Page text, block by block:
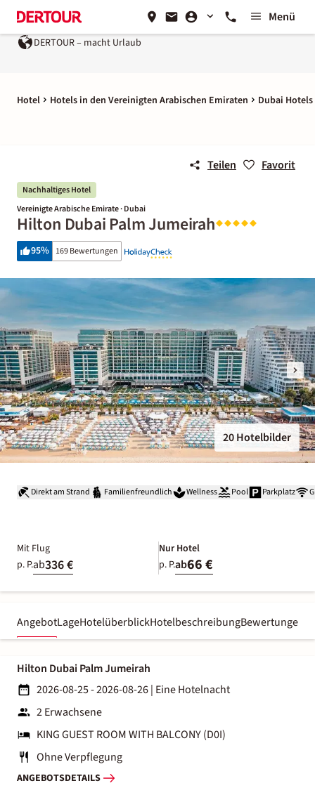
Menü
DERTOUR – macht Urlaub
Hotel Hotels in den Vereinigten Arabischen Emiraten Dubai Hotels
Teilen Favorit
Nachhaltiges Hotel
Vereinigte Arabische Emirate · Dubai
Hilton Dubai Palm Jumeirah
95% 169 Bewertungen
20 Hotelbilder
Direkt am Strand Familienfreundlich Wellness Pool Parkplatz
Mit Flug
p. P.ab336 €
Nur Hotel
p. P.ab66 €
AngebotLageHotelüberblickHotelbeschreibungBewertungen
Hilton Dubai Palm Jumeirah
2026-08-25 - 2026-08-26| Eine Hotelnacht
2 Erwachsene
KING GUEST ROOM WITH BALCONY (D0I)
Ohne Verpflegung
ANGEBOTSDETAILS